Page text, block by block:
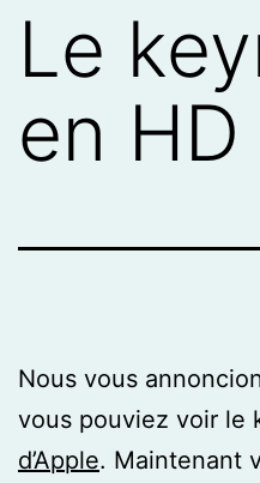
Le
en HD
Nous vous
vous pouviez voir le
d’Apple. Maintenant